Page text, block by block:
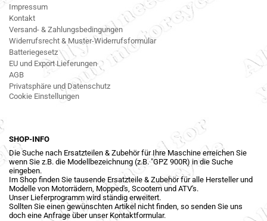
Impressum
Kontakt
Versand- & Zahlungsbedingungen
Widerrufsrecht & Muster-Widerrufsformular
Batteriegesetz
EU und Export Lieferungen
AGB
Privatsphäre und Datenschutz
Cookie Einstellungen
SHOP-INFO
Die Suche nach Ersatzteilen & Zubehör für Ihre Maschine erreichen Sie
wenn Sie z.B. die Modellbezeichnung (z.B. "GPZ 900R) in die Suche
eingeben.
Im Shop finden Sie tausende Ersatzteile & Zubehör für alle Hersteller und
Modelle von Motorrädern, Mopped's, Scootern und ATV's.
Unser Lieferprogramm wird ständig erweitert.
Sollten Sie einen gewünschten Artikel nicht finden, so senden Sie uns
doch eine Anfrage über unser Kontaktformular.